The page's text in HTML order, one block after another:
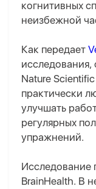
когнитивных
неизбежной
Как передает
Nature
практически
улучшать
регулярных
упражнений.
Исследование
BrainHealth. В